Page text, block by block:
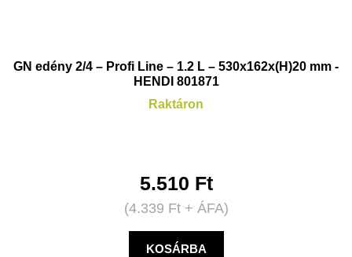
GN edény 2/4 – Profi Line – 1.2 L – 530x162x(H)20 mm -
HENDI 801871
Raktáron
5.510 Ft
(4.339 Ft+ ÁFA)
KOSÁRBA